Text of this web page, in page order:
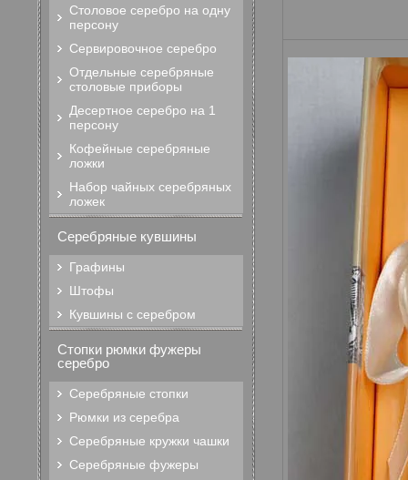
Столовое серебро на одну
персону
Сервировочное серебро
Отдельные серебряные
столовые приборы
Десертное серебро на 1
персону
Кофейные серебряные
ложки
Набор чайных серебряных
ложек
Серебряные кувшины
Графины
Штофы
Кувшины с серебром
Стопки рюмки фужеры
серебро
Серебряные стопки
Рюмки из серебра
Серебряные кружки чашки
Серебряные фужеры